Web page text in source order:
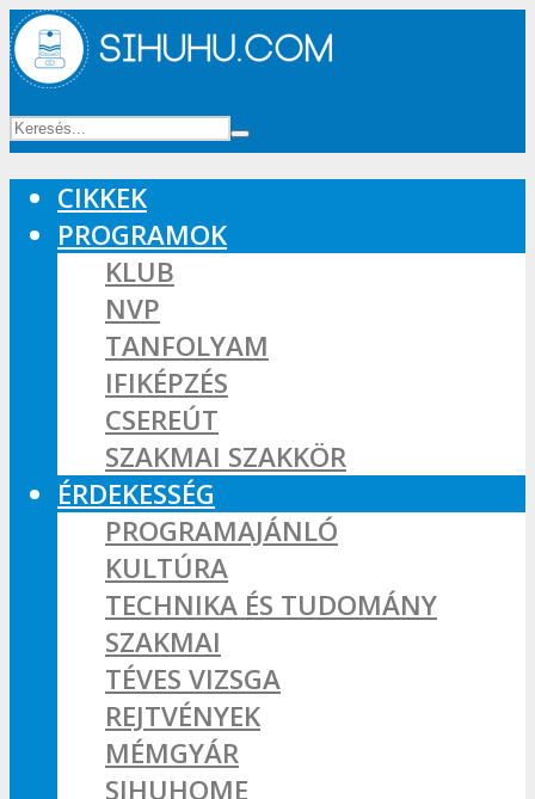
CIKKEK
PROGRAMOK
KLUB
NVP
TANFOLYAM
IFIKÉPZÉS
CSEREÚT
SZAKMAI SZAKKÖR
ÉRDEKESSÉG
PROGRAMAJÁNLÓ
KULTÚRA
TECHNIKA ÉS TUDOMÁNY
SZAKMAI
TÉVES VIZSGA
REJTVÉNYEK
MÉMGYÁR
SIHUHOME